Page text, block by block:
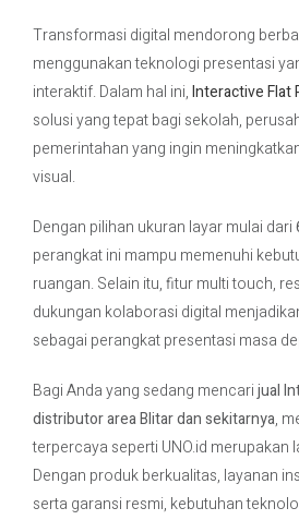
Transformasi digital mendorong
menggunakan teknologi presentasi
interaktif. Dalam hal ini,Interactive Flat
solusi yang tepat bagi sekolah,
pemerintahan yang ingin
visual.
Dengan pilihan ukuran layar mulai dari
perangkat ini mampu memenuhi
ruangan. Selain itu, fitur multi touch,
dukungan kolaborasi digital
sebagai perangkat presentasi masa
Bagi Anda yang sedang mencarijual
distributor area Blitar dan sekitarnya,
terpercaya seperti UNO.id merupakan
Dengan produk berkualitas, layanan
serta garansi resmi, kebutuhan